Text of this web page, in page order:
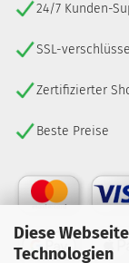
Diese
Technologien
24/7 Kunden-
SSL-
Zertifizierter
Beste Preise